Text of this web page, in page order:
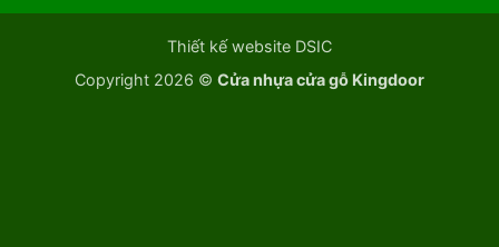
Thiết kế website DSIC
Copyright 2026 © Cửa nhựa cửa gỗ Kingdoor